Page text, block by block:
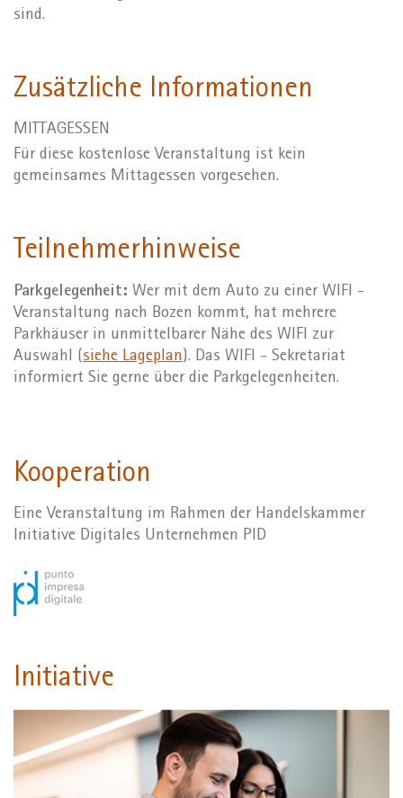
sind.
Zusätzliche Informationen
MITTAGESSEN
Für diese kostenlose Veranstaltung ist kein
gemeinsames Mittagessen vorgesehen.
Teilnehmerhinweise
Parkgelegenheit: Wer mit dem Auto zu einer WIFI -
Veranstaltung nach Bozen kommt, hat mehrere
Parkhäuser in unmittelbarer Nähe des WIFI zur
Auswahl (siehe Lageplan). Das WIFI - Sekretariat
informiert Sie gerne über die Parkgelegenheiten.
Kooperation
Eine Veranstaltung im Rahmen der Handelskammer
Initiative Digitales Unternehmen PID
Initiative